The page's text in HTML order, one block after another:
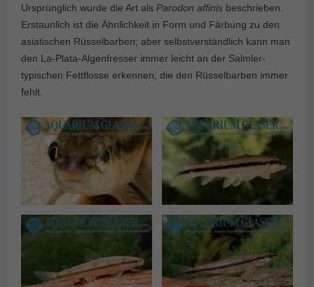
Ursprünglich wurde die Art als Parodon affinis beschrieben.
Erstaunlich ist die Ähnlichkeit in Form und Färbung zu den
asiatischen Rüsselbarben; aber selbstverständlich kann man
den La-Plata-Algenfresser immer leicht an der Salmler-
typischen Fettflosse erkennen, die den Rüsselbarben immer
fehlt.